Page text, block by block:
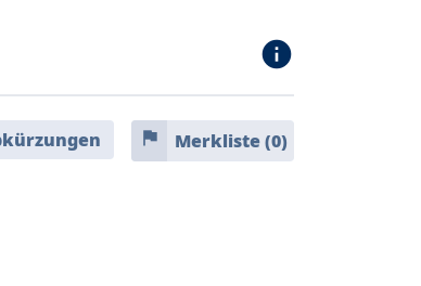
info
flag Merkliste (0)